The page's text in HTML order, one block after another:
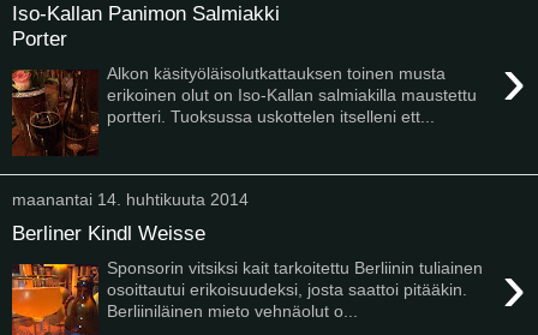
Iso-Kallan Panimon Salmiakki
Porter
›
Alkon käsityöläisolutkattauksen toinen musta
erikoinen olut on Iso-Kallan salmiakilla maustettu
portteri. Tuoksussa uskottelen itselleni ett...
maanantai 14. huhtikuuta 2014
Berliner Kindl Weisse
›
Sponsorin vitsiksi kait tarkoitettu Berliinin tuliainen
osoittautui erikoisuudeksi, josta saattoi pitääkin.
Berliiniläinen mieto vehnäolut o...